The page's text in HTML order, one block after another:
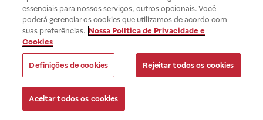
essenciais para nossos serviços, outros opcionais. Você
poderá gerenciar os cookies que utilizamos de acordo com
suas preferências. Nossa Política de Privacidade e
Cookies
Definições de cookies Rejeitar todos os cookies
Aceitar todos os cookies